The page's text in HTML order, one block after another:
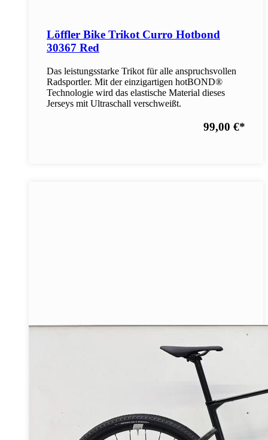
Löffler Bike Trikot Curro Hotbond
30367 Red
Das leistungsstarke Trikot für alle anspruchsvollen
Radsportler. Mit der einzigartigen hotBOND®
Technologie wird das elastische Material dieses
Jerseys mit Ultraschall verschweißt.
99,00 €*